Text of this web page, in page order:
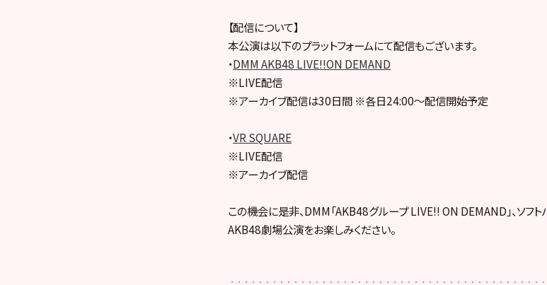
【配信について】
本公演は以下のプラットフォームにて配信もございます。
・DMM AKB48 LIVE!!ON DEMAND
※LIVE配信
※アーカイブ配信は30日間 ※各日24:00～配信開始予定
・VR SQUARE
※LIVE配信
※アーカイブ配信
この機会に是非、DMM「AKB48グループ LIVE!! ON DEMAND」、ソフト
AKB48劇場公演をお楽しみください。